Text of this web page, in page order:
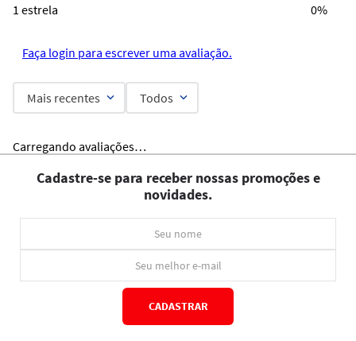
1 estrela 0%
Faça login para escrever uma avaliação.
Mais recentes Todos
Carregando avaliações…
Cadastre-se para receber nossas promoções e
novidades.
CADASTRAR